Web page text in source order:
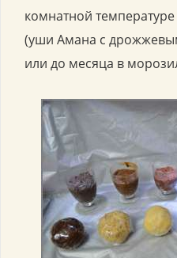
комнатной
(уши Амана с
или до месяца в